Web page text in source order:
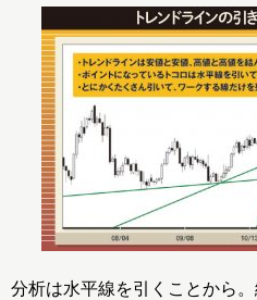
分析は水平線を引くことから